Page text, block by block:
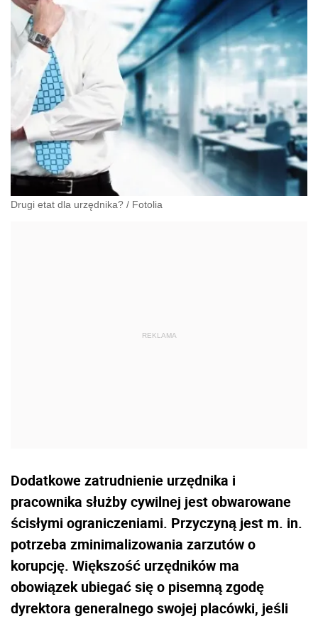
Drugi etat dla urzędnika? / Fotolia
Dodatkowe zatrudnienie urzędnika i
pracownika służby cywilnej jest obwarowane
ścisłymi ograniczeniami. Przyczyną jest m. in.
potrzeba zminimalizowania zarzutów o
korupcję. Większość urzędników ma
obowiązek ubiegać się o pisemną zgodę
dyrektora generalnego swojej placówki, jeśli